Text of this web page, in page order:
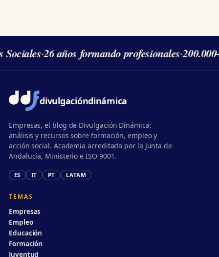
Sociales·26 años formando profesionales·
divulgacióndinámica
Empresas, el blog de Divulgación Dinámica:
análisis y recursos sobre formación, empleo y
acción social. Academia acreditada por la Junta de
Andalucía, Ministerio e ISO 9001.
ES IT PT LATAM
TEMAS
Empresas
Empleo
Educación
Formación
Juventud